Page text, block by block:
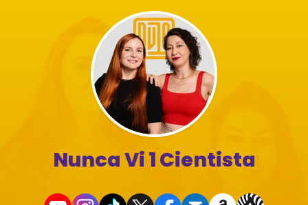
Nunca Vi 1 Cientista